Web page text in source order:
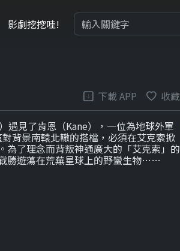
影劇挖挖哇!
下載 APP 收藏
遇見了肯恩（Kane），一位為地球外軍
背景南轅北轍的搭檔，必須在艾克索掀
為了理念而背叛神通廣大的「艾克索」的
勝遊蕩在荒蕪星球上的野蠻生物……